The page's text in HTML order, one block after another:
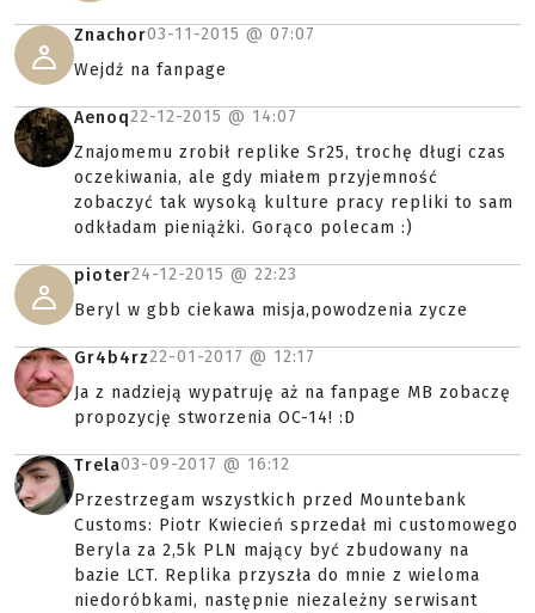
Znachor03-11-2015 @ 07:07
Wejdź na fanpage
Aenoq22-12-2015 @ 14:07
Znajomemu zrobił replike Sr25, trochę długi czas
oczekiwania, ale gdy miałem przyjemność
zobaczyć tak wysoką kulture pracy repliki to sam
odkładam pieniążki. Gorąco polecam :)
pioter24-12-2015 @ 22:23
Beryl w gbb ciekawa misja,powodzenia zycze
Gr4b4rz22-01-2017 @ 12:17
Ja z nadzieją wypatruję aż na fanpage MB zobaczę
propozycję stworzenia OC-14! :D
Trela03-09-2017 @ 16:12
Przestrzegam wszystkich przed Mountebank
Customs: Piotr Kwiecień sprzedał mi customowego
Beryla za 2,5k PLN mający być zbudowany na
bazie LCT. Replika przyszła do mnie z wieloma
niedoróbkami, następnie niezależny serwisant